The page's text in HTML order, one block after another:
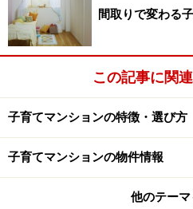
手すりの高さ：大人は
どもは80センチ以上
手すりの高さが1.1メートル以上
る
まず、手すりの高さですが
間取りで変わる
この記事に関
子育てマンションの特徴・選び方
子育てマンションの物件情報
他のテー